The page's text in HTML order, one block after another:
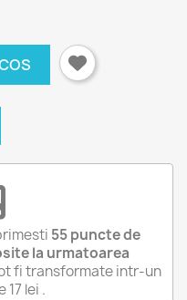
55puncte de
la urmatoarea
fi transformate intr-un
17 lei .